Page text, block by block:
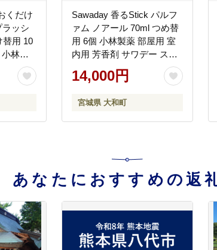
くだけ
ラッシ
替用 10
林製
ワイト
イレ掃
Sawaday 香るStick パルフ
ァム ノアール 70ml つめ替
用 6個 小林製薬 部屋用 室
内用 芳香剤 サワデー ステ
ィック ディフューザー パ
ルファムノアール 詰め替え
14,000円
宮城県 大和町
あなたにおすすめの返